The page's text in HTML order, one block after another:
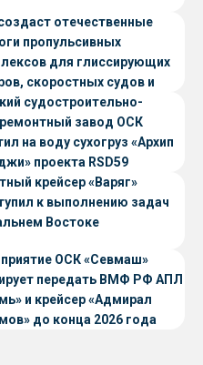
отечественные
пропульсивных
для глиссирующих
скоростных судов и
с малой осадкой
судостроительно-
завод ОСК
на воду сухогруз «Архип
проекта RSD59
крейсер «Варяг»
к выполнению задач
Востоке
ОСК «Севмаш»
передать ВМФ РФ АПЛ
и крейсер «Адмирал
до конца 2026 года